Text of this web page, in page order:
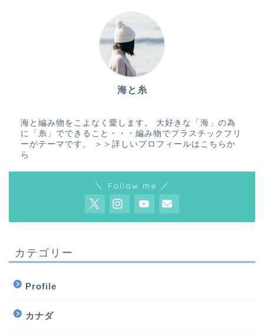
海と糸
海と編み物をこよなく愛します。 大好きな「海」の為
に「糸」でできること・・・編み物でプラスチックフリ
ーがテーマです。
＞＞詳しいプロフィールはこちらか
ら
＼ Follow me ／
カテゴリー
Profile
カナダ